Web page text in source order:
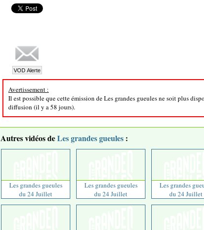
Avertissement :
Il est possible que cette émission de Les grandes gueules ne soit plus
diffusion (il y a 58 jours).
Autres vidéos deLes grandes gueules :
Les grandes gueules
du 24 Juillet
Les grandes gueules
du 24 Juillet
Les grandes
du 24 Juillet